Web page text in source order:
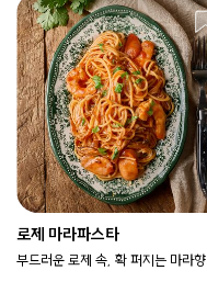
로제 마라파스타
부드러운 로제 속, 확 퍼지는 마라향